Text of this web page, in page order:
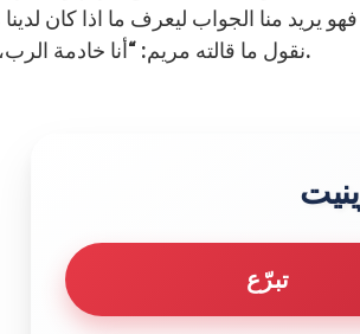
يريد منا الجواب ليعرف ما اذا كان
نقول ما قالته مريم: “أنا خادمة الرب، سأفعل ما تريد أيها الرب الاله.
تبرّع